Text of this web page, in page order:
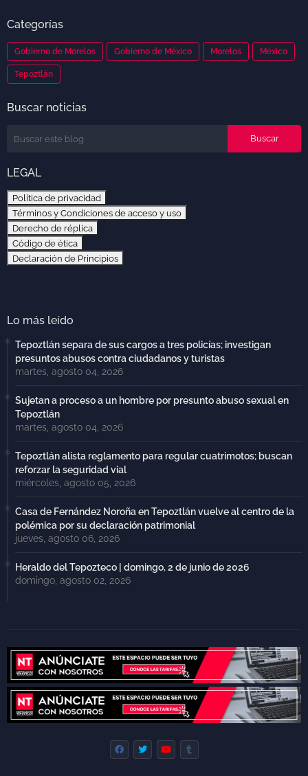
Categorías
Gobierno de Morelos Gobierno de México Morelos México
Tepoztlán
Buscar noticias
LEGAL
Política de privacidad
Términos y Condiciones de acceso y uso
Derecho de réplica
Código de ética
Declaración de Principios
Lo más leído
Tepoztlán separa de sus cargos a tres policías; investigan
presuntos abusos contra ciudadanos y turistas
martes, agosto 04, 2026
Sujetan a proceso a un hombre por presunto abuso sexual en
Tepoztlán
martes, agosto 04, 2026
Tepoztlán alista reglamento para regular cuatrimotos; buscan
reforzar la seguridad vial
miércoles, agosto 05, 2026
Casa de Fernández Noroña en Tepoztlán vuelve al centro de la
polémica por su declaración patrimonial
jueves, agosto 06, 2026
Heraldo del Tepozteco | domingo, 2 de junio de 2026
domingo, agosto 02, 2026